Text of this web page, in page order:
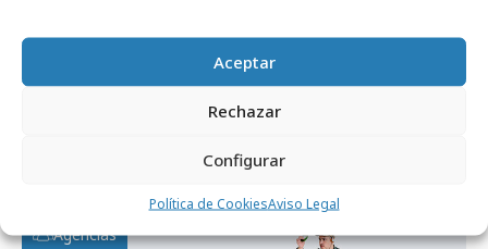
Aceptar
Rechazar
Configurar
Política de CookiesAviso Legal
años 90 neoyorquinos
Agencias